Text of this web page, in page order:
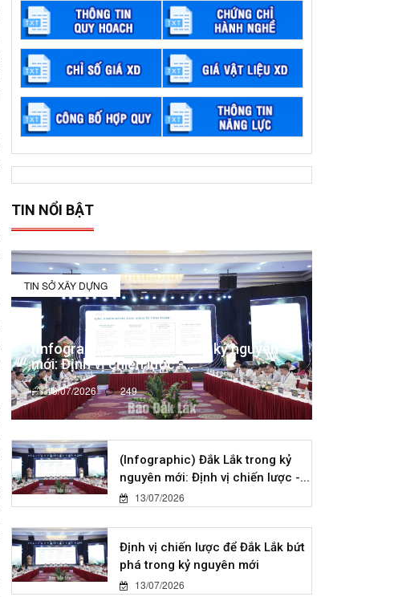
TIN NỔI BẬT
TIN SỞ XÂY DỰNG
(Infographic) Đắk Lắk trong kỷ nguyên
mới: Định vị chiến lược -...
13/07/2026 249
(Infographic) Đắk Lắk trong kỷ
nguyên mới: Định vị chiến lược -...
13/07/2026
Định vị chiến lược để Đắk Lắk bứt
phá trong kỷ nguyên mới
13/07/2026